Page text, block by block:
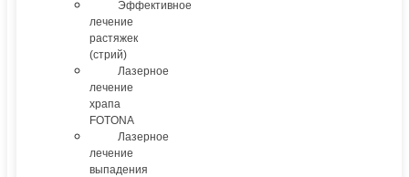
Эффективное
лечение
растяжек
(стрий)
Лазерное
лечение
храпа
FOTONA
Лазерное
лечение
выпадения